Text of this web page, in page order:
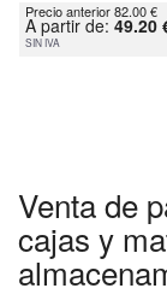
Precio anterior 82.00 €
A partir de: 49.20
SIN IVA
Venta de
cajas y